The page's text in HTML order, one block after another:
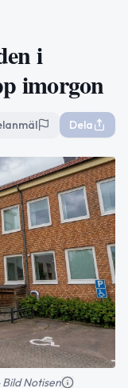
i
imorgon
Dela
Notisen